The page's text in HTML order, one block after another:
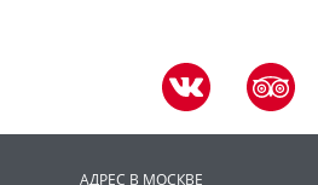
АДРЕС В МОСКВЕ